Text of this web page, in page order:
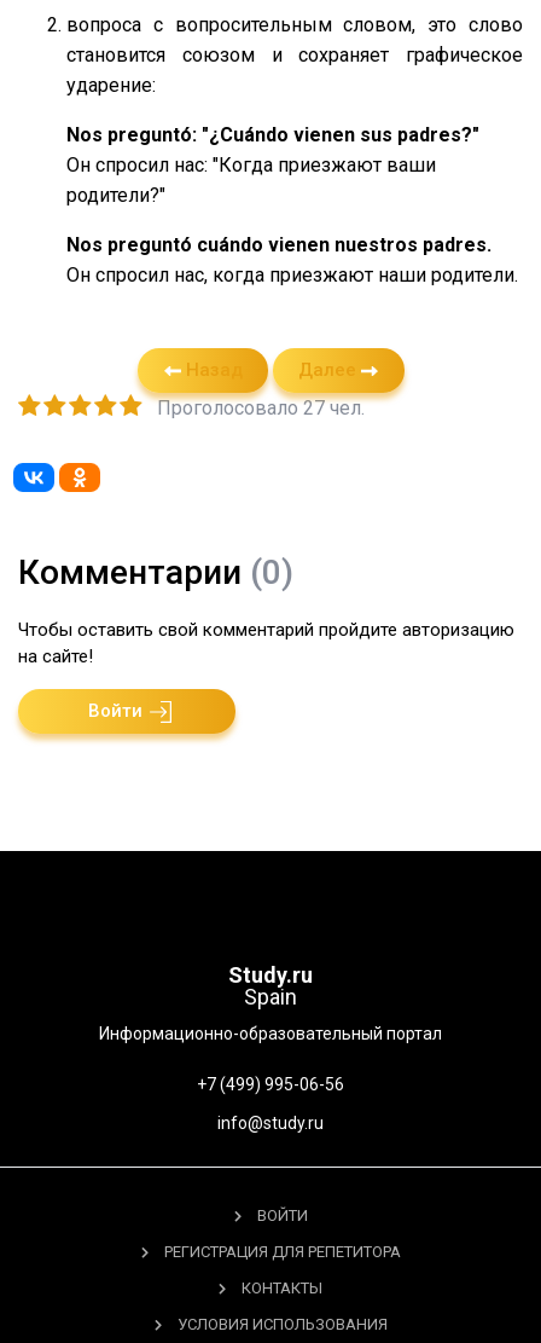
вопроса с вопросительным словом, это слово
становится союзом и сохраняет графическое
ударение:
Nos preguntó: "¿Cuándo vienen sus padres?"
Он спросил нас: "Когда приезжают ваши
родители?"
Nos preguntó cuándo vienen nuestros padres.
Он спросил нас, когда приезжают наши родители.
Назад Далее
Проголосовало 27 чел.
Комментарии (0)
Чтобы оставить свой комментарий пройдите авторизацию
на сайте!
Войти
Study.ru
Spain
Информационно-образовательный портал
+7 (499) 995-06-56
info@study.ru
ВОЙТИ
РЕГИСТРАЦИЯ ДЛЯ РЕПЕТИТОРА
КОНТАКТЫ
УСЛОВИЯ ИСПОЛЬЗОВАНИЯ